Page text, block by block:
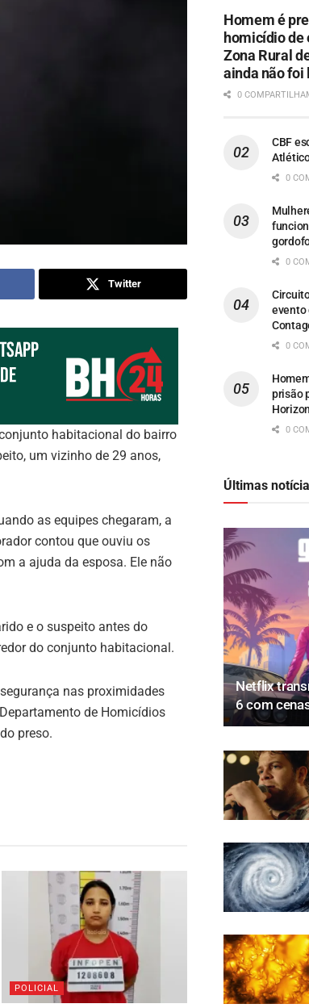
Twitter
habitacional do bairro
um vizinho de 29 anos,
as equipes chegaram, a
contou que ouviu os
a ajuda da esposa. Ele não
e o suspeito antes do
do conjunto habitacional.
nas proximidades
de Homicídios
preso.
POLICIAL
Homem é
homicídio de
Zona Rural
ainda não foi
0
CBF
0
0
evento
0
prisão
0
Últimas
Netflix
6 com